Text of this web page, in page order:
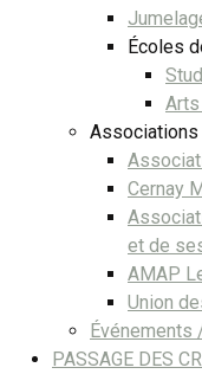
Écoles
Cernay
et de
AMAP
Union
PASSAGE DES